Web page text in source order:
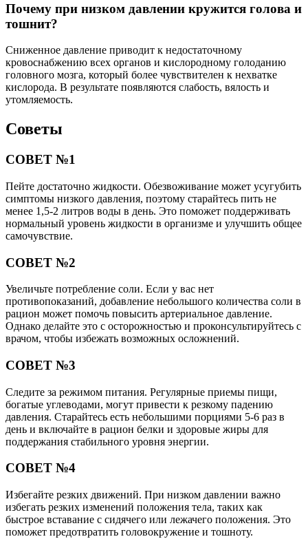
Почему при низком давлении кружится голова и
тошнит?
Сниженное давление приводит к недостаточному
кровоснабжению всех органов и кислородному голоданию
головного мозга, который более чувствителен к нехватке
кислорода. В результате появляются слабость, вялость и
утомляемость.
Советы
СОВЕТ №1
Пейте достаточно жидкости. Обезвоживание может усугубить
симптомы низкого давления, поэтому старайтесь пить не
менее 1,5-2 литров воды в день. Это поможет поддерживать
нормальный уровень жидкости в организме и улучшить общее
самочувствие.
СОВЕТ №2
Увеличьте потребление соли. Если у вас нет
противопоказаний, добавление небольшого количества соли в
рацион может помочь повысить артериальное давление.
Однако делайте это с осторожностью и проконсультируйтесь с
врачом, чтобы избежать возможных осложнений.
СОВЕТ №3
Следите за режимом питания. Регулярные приемы пищи,
богатые углеводами, могут привести к резкому падению
давления. Старайтесь есть небольшими порциями 5-6 раз в
день и включайте в рацион белки и здоровые жиры для
поддержания стабильного уровня энергии.
СОВЕТ №4
Избегайте резких движений. При низком давлении важно
избегать резких изменений положения тела, таких как
быстрое вставание с сидячего или лежачего положения. Это
поможет предотвратить головокружение и тошноту.